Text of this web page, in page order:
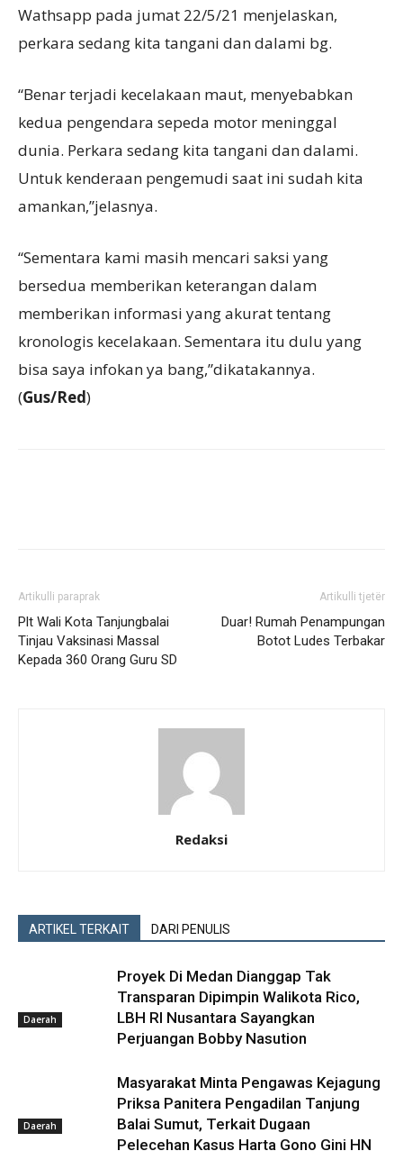
Wathsapp pada jumat 22/5/21 menjelaskan,
perkara sedang kita tangani dan dalami bg.
“Benar terjadi kecelakaan maut, menyebabkan
kedua pengendara sepeda motor meninggal
dunia. Perkara sedang kita tangani dan dalami.
Untuk kenderaan pengemudi saat ini sudah kita
amankan,”jelasnya.
“Sementara kami masih mencari saksi yang
bersedua memberikan keterangan dalam
memberikan informasi yang akurat tentang
kronologis kecelakaan. Sementara itu dulu yang
bisa saya infokan ya bang,”dikatakannya.
(Gus/Red)
Artikulli paraprak
Plt Wali Kota Tanjungbalai
Tinjau Vaksinasi Massal
Kepada 360 Orang Guru SD
Artikulli tjetër
Duar! Rumah Penampungan
Botot Ludes Terbakar
Redaksi
ARTIKEL TERKAIT DARI PENULIS
Daerah
Proyek Di Medan Dianggap Tak
Transparan Dipimpin Walikota Rico,
LBH RI Nusantara Sayangkan
Perjuangan Bobby Nasution
Daerah
Masyarakat Minta Pengawas Kejagung
Priksa Panitera Pengadilan Tanjung
Balai Sumut, Terkait Dugaan
Pelecehan Kasus Harta Gono Gini HN